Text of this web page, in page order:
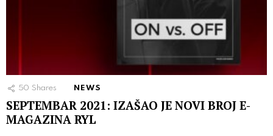
50 Shares NEWS
SEPTEMBAR 2021: IZAŠAO JE NOVI BROJ E-
MAGAZINA RYL